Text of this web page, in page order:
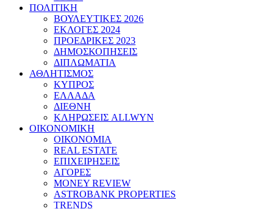
ΠΟΛΙΤΙΚΗ
ΒΟΥΛΕΥΤΙΚΕΣ 2026
ΕΚΛΟΓΕΣ 2024
ΠΡΟΕΔΡΙΚΕΣ 2023
ΔΗΜΟΣΚΟΠΗΣΕΙΣ
ΔΙΠΛΩΜΑΤΙΑ
ΑΘΛΗΤΙΣΜΟΣ
ΚΥΠΡΟΣ
ΕΛΛΑΔΑ
ΔΙΕΘΝΗ
ΚΛΗΡΩΣΕΙΣ ALLWYN
ΟΙΚΟΝΟΜΙΚΗ
ΟΙΚΟΝΟΜΙΑ
REAL ESTATE
ΕΠΙΧΕΙΡΗΣΕΙΣ
ΑΓΟΡΕΣ
MONEY REVIEW
ASTROBANK PROPERTIES
TRENDS